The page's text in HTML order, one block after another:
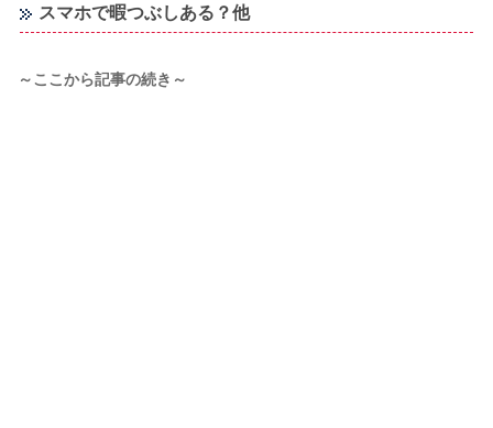
スマホで暇つぶしある？他
～ここから記事の続き～